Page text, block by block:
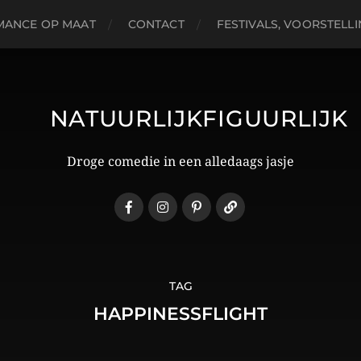
OP MAAT CONTACT FESTIVALS,
NATUURLIJKFIGUURLIJK
Droge comedie in een alledaags jasje
TAG
HAPPINESSFLIGHT